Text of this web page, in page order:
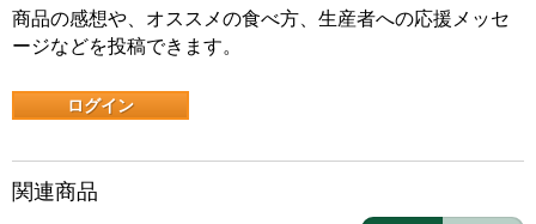
商品の感想や、オススメの食べ方、生産者への応援メッセ
ージなどを投稿できます。
ログイン
関連商品